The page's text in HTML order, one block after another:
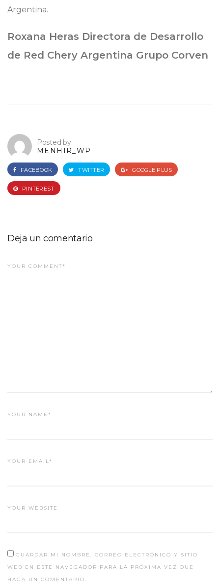
Argentina.
Roxana Heras Directora de Desarrollo
de Red Chery Argentina Grupo Corven
Posted by
MENHIR_WP
FACEBOOK TWITTER GOOGLE PLUS
PINTEREST
Deja un comentario
YOUR COMMENT*
YOUR NAME*
YOUR EMAIL*
YOUR WEBSITE
GUARDAR MI NOMBRE, CORREO ELECTRÓNICO Y SITIO
WEB EN ESTE NAVEGADOR PARA LA PRÓXIMA VEZ QUE
HAGA UN COMENTARIO.